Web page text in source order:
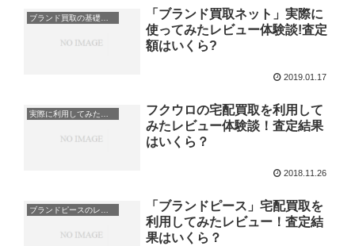
ブランド買取の基礎知識
「ブランド買取ネット」実際に
使ってみたレビュー体験談!査定
額はいくら?
2019.01.17
実際に利用してみたレビュー・体験談
フクウロの宅配買取を利用して
みたレビュー体験談！査定結果
はいくら？
2018.11.26
ブランドピースのレビュー・体験談
「ブランドピース」宅配買取を
利用してみたレビュー！査定結
果はいくら？